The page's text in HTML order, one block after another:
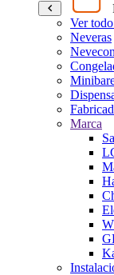
Ver
Neveras
Marca